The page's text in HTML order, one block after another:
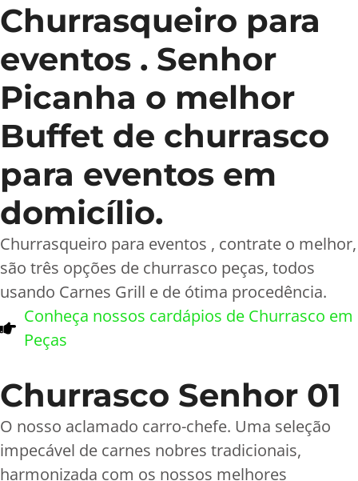
Churrasqueiro para
eventos . Senhor
Picanha o melhor
Buffet de churrasco
para eventos em
domicílio.
Churrasqueiro para eventos , contrate o melhor,
são três opções de churrasco peças, todos
usando Carnes Grill e de ótima procedência.
Conheça nossos cardápios de Churrasco em
Peças
Churrasco Senhor 01
O nosso aclamado carro-chefe. Uma seleção
impecável de carnes nobres tradicionais,
harmonizada com os nossos melhores